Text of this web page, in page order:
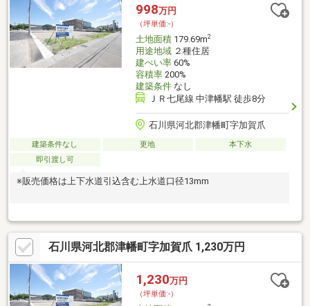
998万円
（坪単価:-）
土地面積179.69m2
用途地域２種住居
建ぺい率60%
容積率200%
建築条件なし
ＪＲ七尾線 中津幡駅 徒歩8分
石川県河北郡津幡町字加賀爪
建築条件なし 更地
本下水
即引渡し可
※販売価格は上下水道引込含む上水道口径13mm
石川県河北郡津幡町字加賀爪 1,230万円
1,230万円
（坪単価:-）